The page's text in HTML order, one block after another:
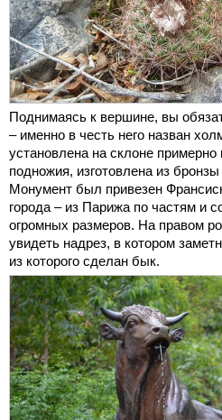
Поднимаясь к вершине, вы
– именно в честь него назван
установлена на склоне
подножия, изготовлена из бронзы
Монумент был привезен
города – из Парижа по частям и
огромных размеров. На правом
увидеть надрез, в котором
из которого сделан бык.